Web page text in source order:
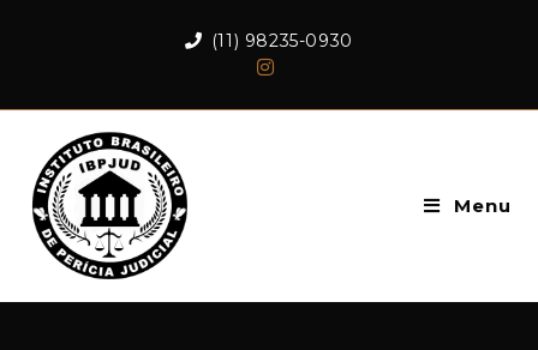
(11) 98235-0930
Menu